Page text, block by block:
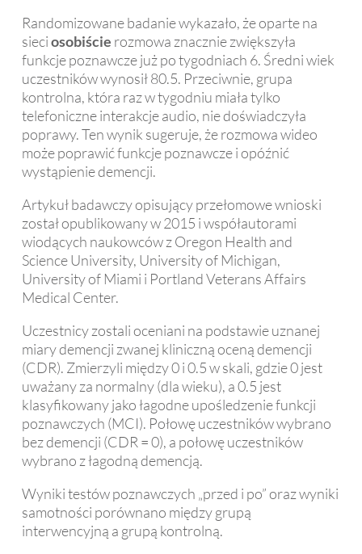
Randomizowane badanie wykazało, że oparte na
sieciosobiście rozmowa znacznie zwiększyła
funkcje poznawcze już po tygodniach 6. Średni wiek
uczestników wynosił 80.5. Przeciwnie, grupa
kontrolna, która raz w tygodniu miała tylko
telefoniczne interakcje audio, nie doświadczyła
poprawy. Ten wynik sugeruje, że rozmowa wideo
może poprawić funkcje poznawcze i opóźnić
wystąpienie demencji.
Artykuł badawczy opisujący przełomowe wnioski
został opublikowany w 2015 i współautorami
wiodących naukowców z Oregon Health and
Science University, University of Michigan,
University of Miami i Portland Veterans Affairs
Medical Center.
Uczestnicy zostali oceniani na podstawie uznanej
miary demencji zwanej kliniczną oceną demencji
(CDR). Zmierzyli między 0 i 0.5 w skali, gdzie 0 jest
uważany za normalny (dla wieku), a 0.5 jest
klasyfikowany jako łagodne upośledzenie funkcji
poznawczych (MCI). Połowę uczestników wybrano
bez demencji (CDR = 0), a połowę uczestników
wybrano z łagodną demencją.
Wyniki testów poznawczych „przed i po” oraz wyniki
samotności porównano między grupą
interwencyjną a grupą kontrolną.